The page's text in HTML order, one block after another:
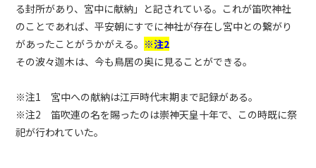
る封所があり、宮中に献納」と記されている。これが笛吹神社
のことであれば、平安朝にすでに神社が存在し宮中との繋がり
があったことがうかがえる。 ※注2
その波々迦木は、今も鳥居の奥に見ることができる。
※注1 宮中への献納は江戸時代末期まで記録がある。
※注2 笛吹連の名を賜ったのは崇神天皇十年で、この時既に祭
祀が行われていた。